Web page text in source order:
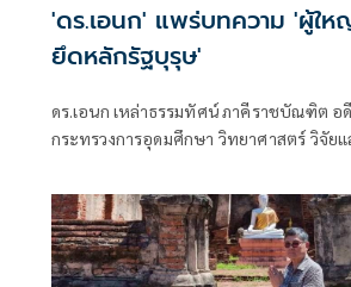
'ดร.เอนก' แพร่บทความ 'ผู้ให
ยึดหลักรัฐบุรุษ'
ดร.เอนก เหล่าธรรมทัศน์ ภาคีราชบัณฑิต อดีตรัฐมนตรีว่าการ
กระทรวงการอุดมศึกษา วิทยาศาสตร์ วิจัยแ
ดังนี้